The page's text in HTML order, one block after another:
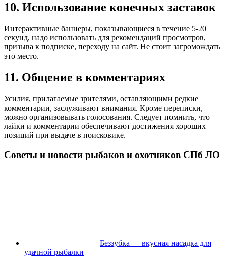
10. Использование конечных заставок
Интерактивные баннеры, показывающиеся в течение 5-20
секунд, надо использовать для рекомендаций просмотров,
призыва к подписке, переходу на сайт. Не стоит загромождать
это место.
11. Общение в комментариях
Усилия, прилагаемые зрителями, оставляющими редкие
комментарии, заслуживают внимания. Кроме переписки,
можно организовывать голосования. Следует помнить, что
лайки и комментарии обеспечивают достижения хороших
позиций при выдаче в поисковике.
Советы и новости рыбаков и охотников СПб ЛО
Беззубка — вкусная насадка для
удачной рыбалки